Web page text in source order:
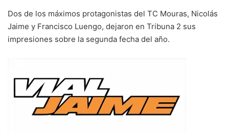
Dos de los máximos protagonistas del TC Mouras, Nicolás
Jaime y Francisco Luengo, dejaron en Tribuna 2 sus
impresiones sobre la segunda fecha del año.